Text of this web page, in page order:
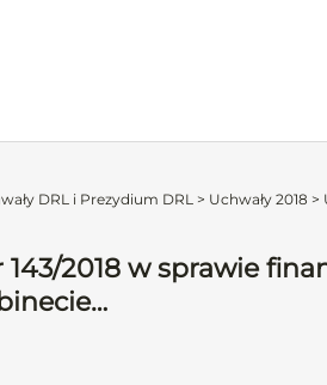
DRL i Prezydium DRL > Uchwały 2018 >
143/2018 w sprawie